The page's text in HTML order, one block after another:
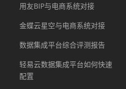
用友BIP与电商系统对接
金蝶云星空与电商系统对接
数据集成平台综合评测报告
轻易云数据集成平台如何快速
配置